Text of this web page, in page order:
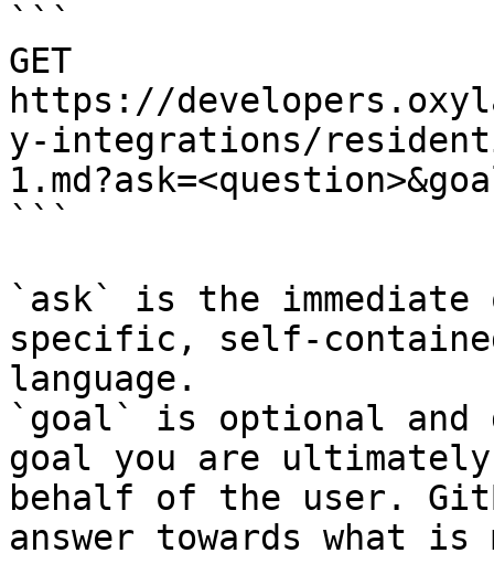
```
GET
https://
y-integrations/
```
`ask` is the
specific, self-
language.
`goal` is optional and
goal you are
behalf of the user.
answer towards what